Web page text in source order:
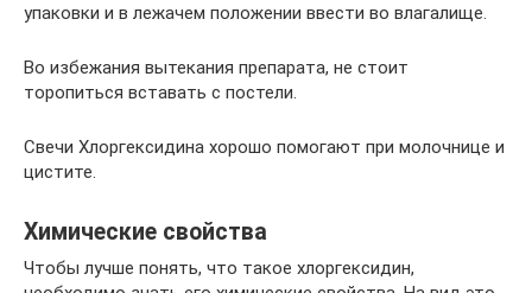
упаковки и в лежачем положении ввести во влагалище.
Во избежания вытекания препарата, не стоит
торопиться вставать с постели.
Свечи Хлоргексидина хорошо помогают при молочнице и
цистите.
Химические свойства
Чтобы лучше понять, что такое хлоргексидин,